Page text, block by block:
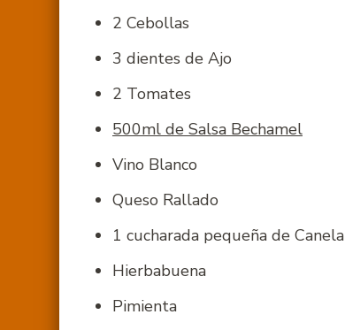
2 Cebollas
3 dientes de Ajo
2 Tomates
500ml de Salsa Bechamel
Vino Blanco
Queso Rallado
1 cucharada pequeña de Canela
Hierbabuena
Pimienta